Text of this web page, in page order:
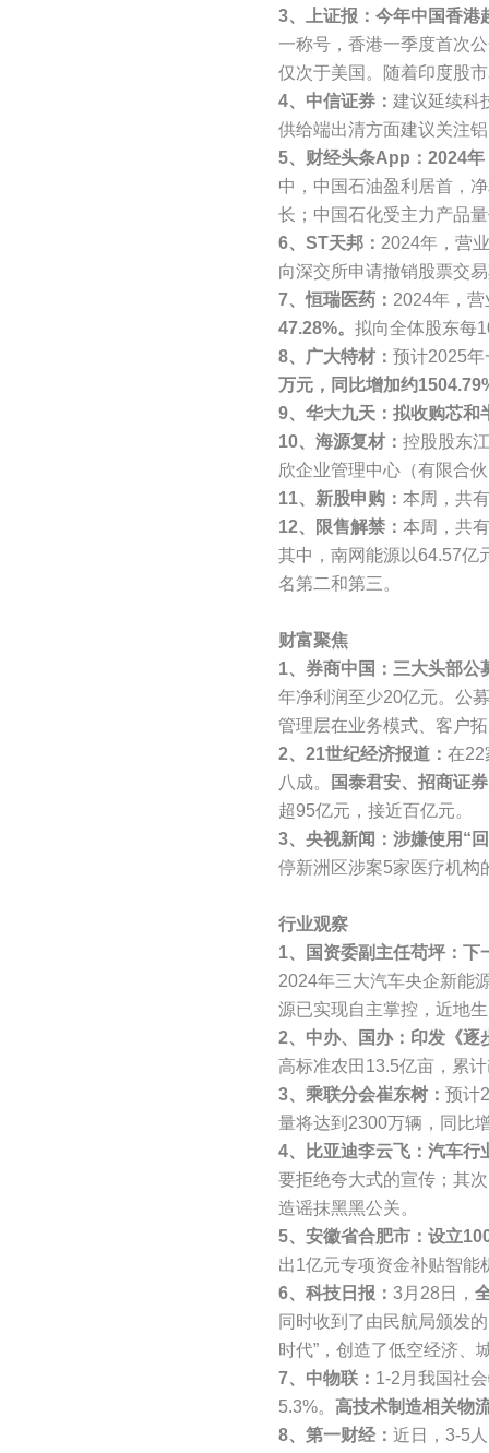
3、上证报：今年中国香港
一称号，香港一季度首次
仅次于美国。随着印度股
4、中信证券： 建议延续科
供给端出清方面建议关注
5、财经头条App：2024
中，中国石油盈利居首，
长；中国石化受主力产品
6、ST天邦： 2024年，营
向深交所申请撤销股票交
7、恒瑞医药： 2024年，
47.28%。 拟向全体股东每
8、广大特材： 预计2025
万元，同比增加约
9、华大九天：拟收购芯和
10、海源复材： 控股股东
欣企业管理中心（有限合
11、新股申购： 本周，共
12、限售解禁： 本周，共
其中，南网能源以64.57亿
名第二和第三。
财富聚焦
1、券商中国：三大头部公
年净利润至少20亿元。公
管理层在业务模式、客户
2、21世纪经济报道： 在22
八成。
国泰君安、招商证
超95亿元，接近百亿元。
3、央视新闻：涉嫌使用“
停新洲区涉案5家医疗机构
行业观察
1、国资委副主任苟坪：下
2024年三大汽车央企新能
源已实现自主掌控，近地
2、中办、国办：印发《逐
高标准农田13.5亿亩，累
3、乘联分会崔东树： 预计
量将达到2300万辆，同比
4、比亚迪李云飞：汽车行
要拒绝夸大式的宣传；其
造谣抹黑黑公关。
5、安徽省合肥市：设立
出1亿元专项资金补贴智能
6、科技日报： 3月28日，
同时收到了由民航局颁发
时代”，创造了低空经济、
7、中物联： 1-2月我国社
5.3%。 高技术制造相关物
8、第一财经： 近日，3-5